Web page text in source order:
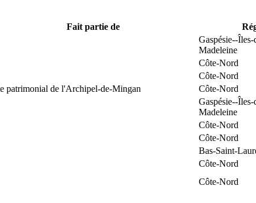
Fait partie de
Gaspésie--Îles-
Madeleine
Côte-Nord
Côte-Nord
patrimonial de l'Archipel-de-Mingan Côte-Nord
Gaspésie--Îles-
Madeleine
Côte-Nord
Côte-Nord
Bas-Saint-
Côte-Nord
Côte-Nord